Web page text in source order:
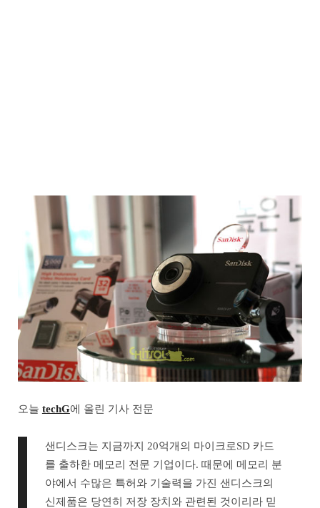
오늘 techG에 올린 기사 전문
샌디스크는 지금까지 20억개의 마이크로SD 카드
를 출하한 메모리 전문 기업이다. 때문에 메모리 분
야에서 수많은 특허와 기술력을 가진 샌디스크의
신제품은 당연히 저장 장치와 관련된 것이리라 믿